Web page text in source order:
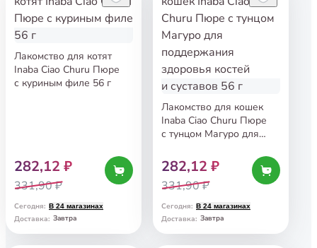
Лакомство для котят
Inaba Ciao Churu Пюре
с куриным филе 56 г
282,12 ₽
331,90 ₽
Сегодня: В 24 магазинах
Доставка: Завтра
Лакомство для кошек
Inaba Ciao Churu Пюре
с тунцом Магуро для
костей и суставов 56 г
282,12 ₽
331,90 ₽
Сегодня: В 24 магазинах
Доставка: Завтра